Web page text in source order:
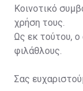
Κοινοτικό
χρήση τους.
Ως εκ τούτου, ο
φιλάθλους.
Σας